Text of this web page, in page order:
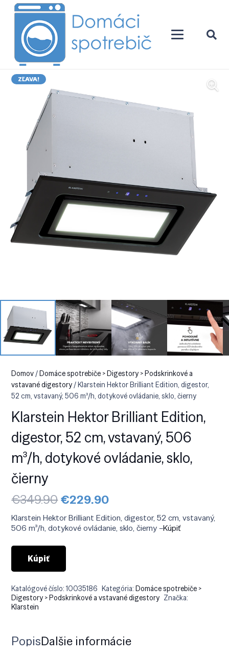
ZĽAVA!
Domov/Domáce spotrebiče > Digestory > Podskrinkové a
vstavané digestory/ Klarstein Hektor Brilliant Edition, digestor,
52 cm, vstavaný, 506 m³/h, dotykové ovládanie, sklo, čierny
Klarstein Hektor Brilliant Edition,
digestor, 52 cm, vstavaný, 506
m³/h, dotykové ovládanie, sklo,
čierny
€349.90Pôvodná
cena
bola:
€349.90.
€229.90Aktuálna
je:
€229.90.
Klarstein Hektor Brilliant Edition, digestor, 52 cm, vstavaný,
506 m³/h, dotykové ovládanie, sklo, čierny –Kúpiť
Kúpiť
Katalógové číslo:10035186 Kategória:Domáce spotrebiče >
Digestory > Podskrinkové a vstavané digestory Značka:
Klarstein
PopisĎalšie informácie